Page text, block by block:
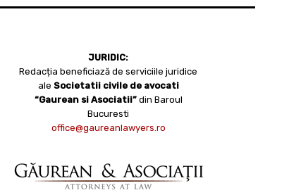
JURIDIC:
Redacția beneficiază de serviciile juridice
ale Societatii civile de avocati
“Gaurean si Asociatii” din Baroul
Bucuresti
office@gaureanlawyers.ro